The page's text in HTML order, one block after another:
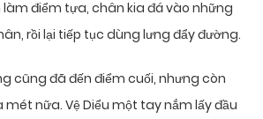
điểm tựa, chân kia đá vào những
rồi lại tiếp tục dùng lưng đẩy đường.
cũng đã đến điểm cuối, nhưng còn
nữa. Vệ Diểu một tay nắm lấy đầu